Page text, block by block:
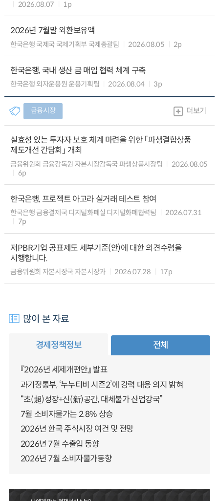
2026.08.07
1p
2026년 7월말 외환보유액
한국은행 국제국 국제기획부 국제총괄팀 2026.08.05 2p
한국은행, 국내 생산 금 매입 협력 체계 구축
한국은행 외자운용원 운용기획팀 2026.08.04 3p
금융시장 더보기
실효성 있는 투자자 보호 체계 마련을 위한 「파생결합상품
제도개선 간담회」 개최
금융위원회 금융감독원 자본시장감독국 파생상품시장팀
2026.08.05
6p
한국은행, 프로젝트 아고라 실거래 테스트 참여
한국은행 금융결제국 디지털화폐실 디지털화폐협력팀
2026.07.31
7p
저PBR기업 공표제도 세부기준(안)에 대한 의견수렴을
시행합니다.
금융위원회 자본시장국 자본시장과 2026.07.28 17p
많이 본 자료
경제정책정보 전체
『2026년 세제개편안』 발표
과기정통부, ‘누누티비 시즌2’에 강력 대응 의지 밝혀
“초(超)성장+신(新)공간, 대체불가 산업강국”
7월 소비자물가는 2.8% 상승
2026년 한국 주식시장 여건 및 전망
2026년 7월 수출입 동향
2026년 7월 소비자물가동향